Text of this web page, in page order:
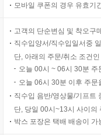
모바일 쿠폰의 경우 유효기
고객의 단순변심 및 착오구
직수입양서/직수입일서중
단, 아래의 주문/취소 조건
오늘 00시 ~ 06시 30분
오늘 06시 30분 이후 주
직수입 음반/영상물/기프트
단, 당일 00시~13시 사이의
박스 포장은 택배 배송이